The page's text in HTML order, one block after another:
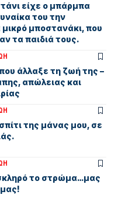
είχε ο μπάρμπα
του την
μποστανάκι, που
τα παιδιά τους.
άλλαξε τη ζωή της –
απώλειας και
της μάνας μου, σε
το στρώμα…μας